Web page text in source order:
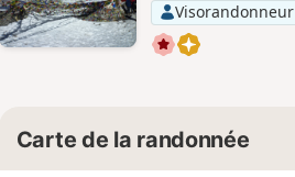
Visorandonneur
Carte de la randonnée